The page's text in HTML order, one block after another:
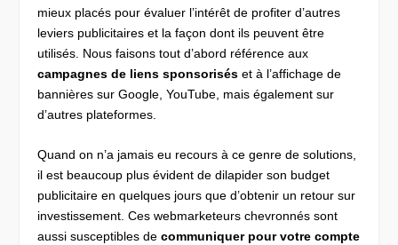
mieux placés pour évaluer l’intérêt de profiter d’autres
leviers publicitaires et la façon dont ils peuvent être
utilisés. Nous faisons tout d’abord référence aux
campagnes de liens sponsorisés et à l’affichage de
bannières sur Google, YouTube, mais également sur
d’autres plateformes.
Quand on n’a jamais eu recours à ce genre de solutions,
il est beaucoup plus évident de dilapider son budget
publicitaire en quelques jours que d’obtenir un retour sur
investissement. Ces webmarketeurs chevronnés sont
aussi susceptibles decommuniquer pour votre compte